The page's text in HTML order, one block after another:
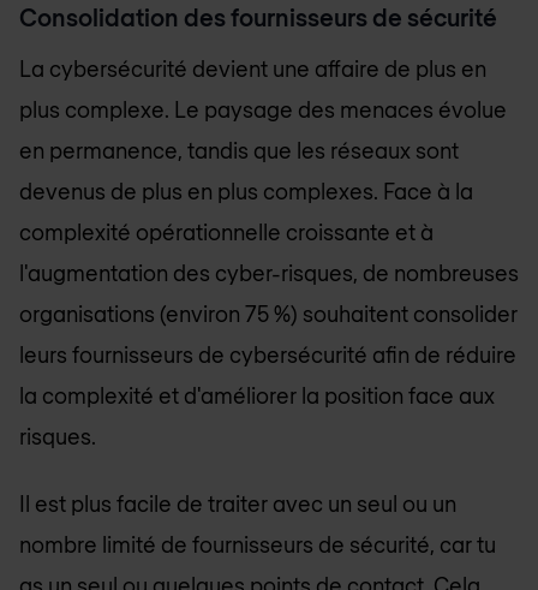
Consolidation des fournisseurs de sécurité
La cybersécurité devient une affaire de plus en
plus complexe. Le paysage des menaces évolue
en permanence, tandis que les réseaux sont
devenus de plus en plus complexes. Face à la
complexité opérationnelle croissante et à
l'augmentation des cyber-risques, de nombreuses
organisations (environ 75 %) souhaitent consolider
leurs fournisseurs de cybersécurité afin de réduire
la complexité et d'améliorer la position face aux
risques.
Il est plus facile de traiter avec un seul ou un
nombre limité de fournisseurs de sécurité, car tu